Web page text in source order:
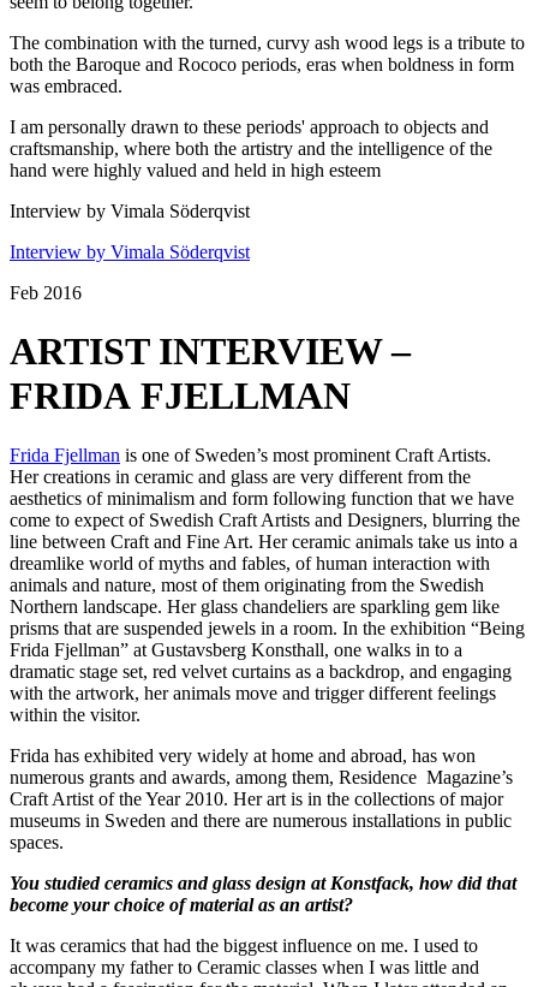
The combination with the turned, curvy ash wood legs is a tribute to
both the Baroque and Rococo periods, eras when boldness in form
was embraced.
I am personally drawn to these periods' approach to objects and
craftsmanship, where both the artistry and the intelligence of the
hand were highly valued and held in high esteem
Interview by Vimala Söderqvist
Interview by Vimala Söderqvist
Feb 2016
ARTIST INTERVIEW –
FRIDA FJELLMAN
Frida Fjellman is one of Sweden’s most prominent Craft Artists.
Her creations in ceramic and glass are very different from the
aesthetics of minimalism and form following function that we have
come to expect of Swedish Craft Artists and Designers, blurring the
line between Craft and Fine Art. Her ceramic animals take us into a
dreamlike world of myths and fables, of human interaction with
animals and nature, most of them originating from the Swedish
Northern landscape. Her glass chandeliers are sparkling gem like
prisms that are suspended jewels in a room. In the exhibition “Being
Frida Fjellman” at Gustavsberg Konsthall, one walks in to a
dramatic stage set, red velvet curtains as a backdrop, and engaging
with the artwork, her animals move and trigger different feelings
within the visitor.
Frida has exhibited very widely at home and abroad, has won
numerous grants and awards, among them, Residence Magazine’s
Craft Artist of the Year 2010. Her art is in the collections of major
museums in Sweden and there are numerous installations in public
spaces.
You studied ceramics and glass design at Konstfack, how did that
become your choice of material as an artist?
It was ceramics that had the biggest influence on me. I used to
accompany my father to Ceramic classes when I was little and